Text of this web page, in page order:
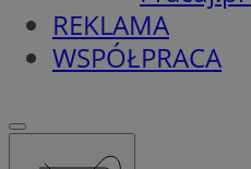
REKLAMA
WSPÓŁPRACA